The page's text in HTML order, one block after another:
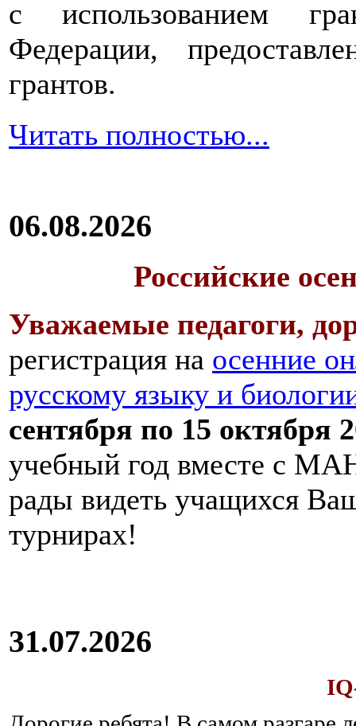
с использованием
Федерации,
грантов.
Читать полностью...
06.08.2026
Российские
Уважаемые педагоги,
регистрация на осенние
русскому языку и
сентября по 15 октября
учебный год вместе с
рады видеть учащихся
турнирах!
31.07.2026